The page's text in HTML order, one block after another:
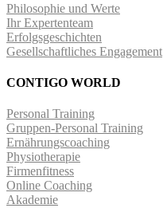
Philosophie und Werte
Ihr Expertenteam
Erfolgsgeschichten
Gesellschaftliches Engagement
CONTIGO WORLD
Personal Training
Gruppen-Personal Training
Ernährungscoaching
Physiotherapie
Firmenfitness
Online Coaching
Akademie